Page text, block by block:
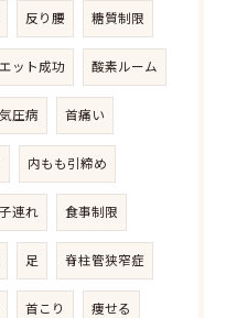
反り腰 糖質制限
ット成功 酸素ルーム
気圧病 首痛い
内もも引締め
子連れ 食事制限
足 脊柱管狭窄症
首こり 痩せる